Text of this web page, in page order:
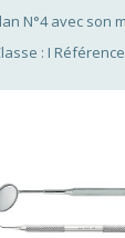
N°4 avec son
: I